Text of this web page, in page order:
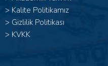
> Kalite Politikamız
> Gizlilik Politikası
> KVKK